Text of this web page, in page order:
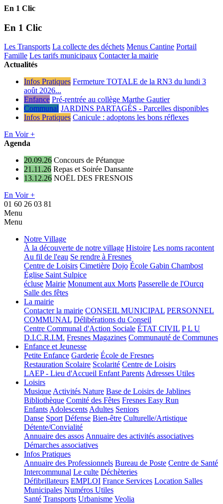
En 1 Clic
En 1 Clic
Les Transports La collecte des déchets Menus Cantine Portail
Famille Les tarifs municipaux Contacter la mairie
Actualités
Infos Pratiques Fermeture TOTALE de la RN3 du lundi 3
août 2026...
Enfance Pré-rentrée au collège Marthe Gautier
Communal JARDINS PARTAGÉS - Parcelles disponibles
Infos Pratiques Canicule : adoptons les bons réflexes
En Voir +
Agenda
20.09.26 Concours de Pétanque
21.11.26 Repas et Soirée Dansante
13.12.26 NOËL DES FRESNOIS
En Voir +
01 60 26 03 81
Menu
Menu
Notre Village
À la découverte de notre village Histoire Les noms racontent
Au fil de l'eau Se rendre à Fresnes
Centre de Loisirs Cimetière Dojo École Gabin Chambost
Église Saint Sulpice
écluse Mairie Monument aux Morts Passerelle de l'Ourcq
Salle des fêtes
La mairie
Contacter la mairie CONSEIL MUNICIPAL PERSONNEL
COMMUNAL Délibérations du Conseil
Centre Communal d'Action Sociale ÉTAT CIVIL P L U
D.I.C.R.I.M. Fresnes Magazines Communauté de Communes
Enfance et Jeunesse
Petite Enfance Garderie École de Fresnes
Restauration Scolaire Scolarité Centre de Loisirs
LAEP - Lieu d'Accueil Enfant ParentsAdresses Utiles
Loisirs
MusiqueActivités Nature Base de Loisirs de Jablines
Bibliothèque Comité des Fêtes Fresnes Easy Run
EnfantsAdolescentsAdultes Seniors
Danse Sport Défense Bien-être Culturelle/Artistique
Détente/Convialité
Annuaire des assosAnnuaire des activités associatives
Démarches associatives
Infos Pratiques
Annuaire des Professionnels Bureau de Poste Centre de Santé
Intercommunal Le culte Déchèteries
Défibrillateurs EMPLOI France Services Location Salles
Municipales Numéros Utiles
Santé Transports Urbanisme Veolia